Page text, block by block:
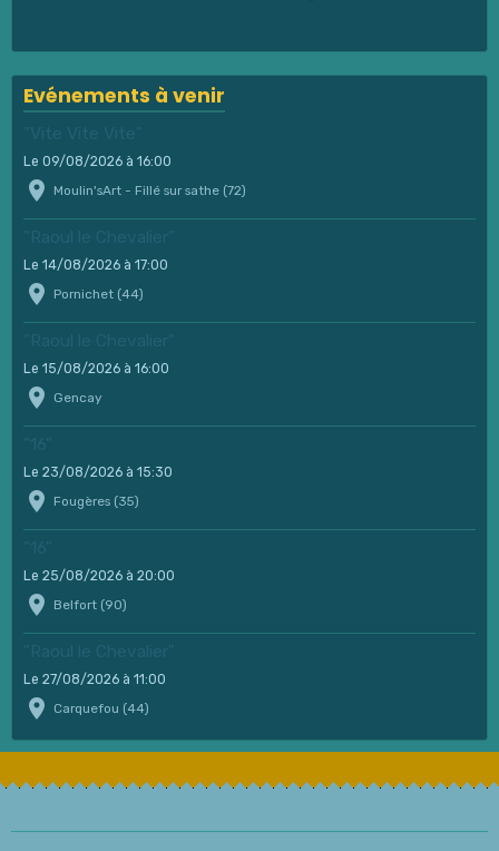
Evénements à venir
"Vite Vite Vite"
Le 09/08/2026 à 16:00
Moulin'sArt - Fillé sur sathe (72)
"Raoul le Chevalier"
Le 14/08/2026 à 17:00
Pornichet (44)
"Raoul le Chevalier"
Le 15/08/2026 à 16:00
Gencay
"16"
Le 23/08/2026 à 15:30
Fougères (35)
"16"
Le 25/08/2026 à 20:00
Belfort (90)
"Raoul le Chevalier"
Le 27/08/2026 à 11:00
Carquefou (44)